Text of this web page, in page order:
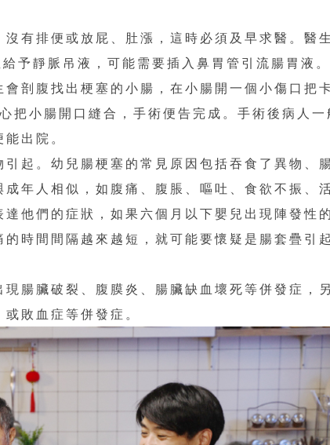
有排便或放屁、肚漲，這時必須及早求醫。醫
予靜脈吊液，可能需要插入鼻胃管引流腸胃液
剖腹找出梗塞的小腸，在小腸開一個小傷口把
把小腸開口縫合，手術便告完成。手術後病人一
出院。
起。幼兒腸梗塞的常見原因包括吞食了異物、
年人相似，如腹痛、腹脹、嘔吐、食欲不振、
他們的症狀，如果六個月以下嬰兒出現陣發性
時間間隔越來越短，就可能要懷疑是腸套疊引
腸臟破裂、腹膜炎、腸臟缺血壞死等併發症，
敗血症等併發症。